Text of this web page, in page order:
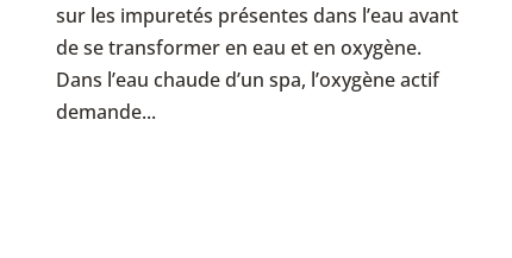
sur les impuretés présentes dans l’eau avant
de se transformer en eau et en oxygène.
Dans l’eau chaude d’un spa, l’oxygène actif
demande...